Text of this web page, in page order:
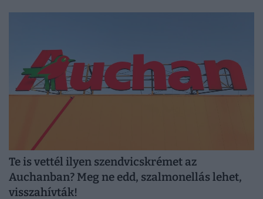
Te is vettél ilyen szendvicskrémet az
Auchanban? Meg ne edd, szalmonellás lehet,
visszahívták!